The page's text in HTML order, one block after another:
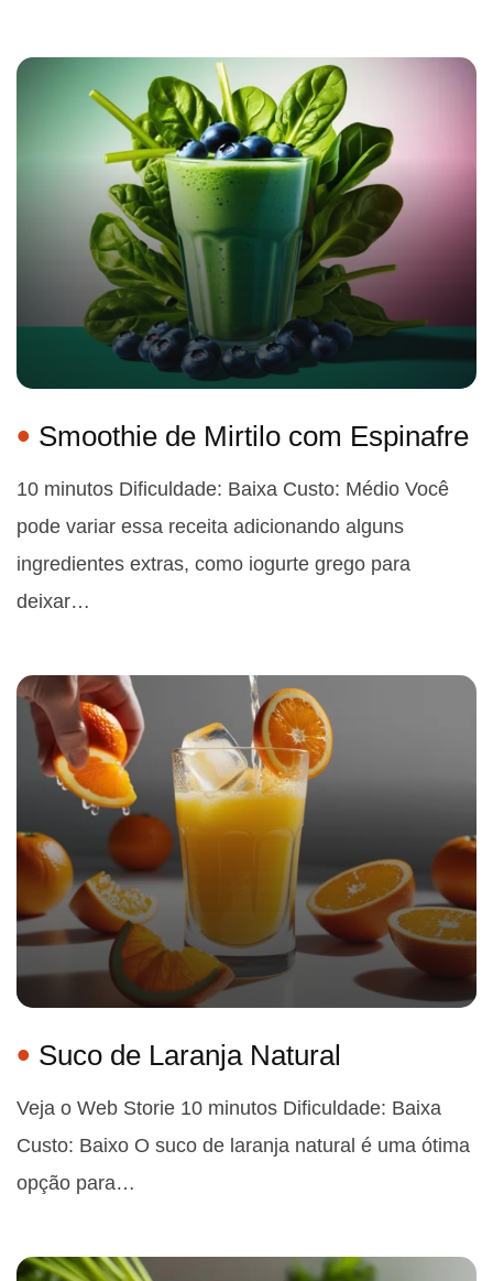
Smoothie de Mirtilo com Espinafre
10 minutos Dificuldade: Baixa Custo: Médio Você
pode variar essa receita adicionando alguns
ingredientes extras, como iogurte grego para
deixar…
Suco de Laranja Natural
Veja o Web Storie 10 minutos Dificuldade: Baixa
Custo: Baixo O suco de laranja natural é uma ótima
opção para…